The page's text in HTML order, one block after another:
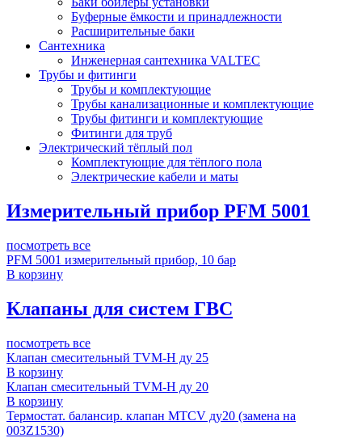
Буферные ёмкости и принадлежности
Расширительные баки
Сантехника
Инженерная сантехника VALTEC
Трубы и фитинги
Трубы и комплектующие
Трубы канализационные и комплектующие
Трубы фитинги и комплектующие
Фитинги для труб
Электрический тёплый пол
Комплектующие для тёплого пола
Электрические кабели и маты
Измерительный прибор PFM 5001
посмотреть все
PFM 5001 измерительный прибор, 10 бар
В корзину
Клапаны для систем ГВС
посмотреть все
Клапан смесительный TVM-H ду 25
В корзину
Клапан смесительный TVM-H ду 20
В корзину
Термостат. балансир. клапан MTCV ду20 (замена на
003Z1530)